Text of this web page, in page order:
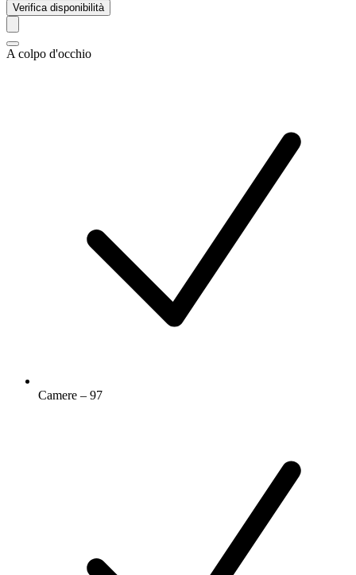
Verifica disponibilità
A colpo d'occhio
Camere – 97